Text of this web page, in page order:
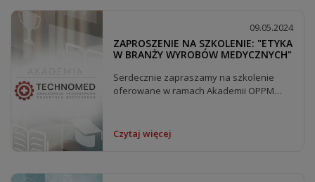
09.05.2024
ZAPROSZENIE NA SZKOLENIE: "ETYKA
W BRANŻY WYROBÓW MEDYCZNYCH"
Serdecznie zapraszamy na szkolenie
oferowane w ramach Akademii OPPM
Czytaj więcej